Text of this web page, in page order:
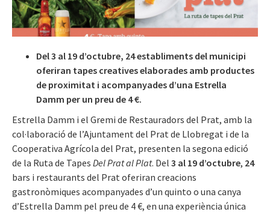
Del 3 al 19 d’octubre, 24 establiments del municipi
oferiran tapes creatives elaborades amb productes
de proximitat i acompanyades d’una Estrella
Damm per un preu de 4 €.
Estrella Damm i el Gremi de Restauradors del Prat, amb la
col·laboració de l’Ajuntament del Prat de Llobregat i de la
Cooperativa Agrícola del Prat, presenten la segona edició
de la Ruta de Tapes Del Prat al Plat. Del 3 al 19 d’octubre, 24
bars i restaurants del Prat oferiran creacions
gastronòmiques acompanyades d’un quinto o una canya
d’Estrella Damm pel preu de 4 €, en una experiència única